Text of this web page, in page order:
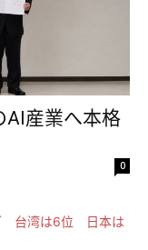
AI産業へ本格
0